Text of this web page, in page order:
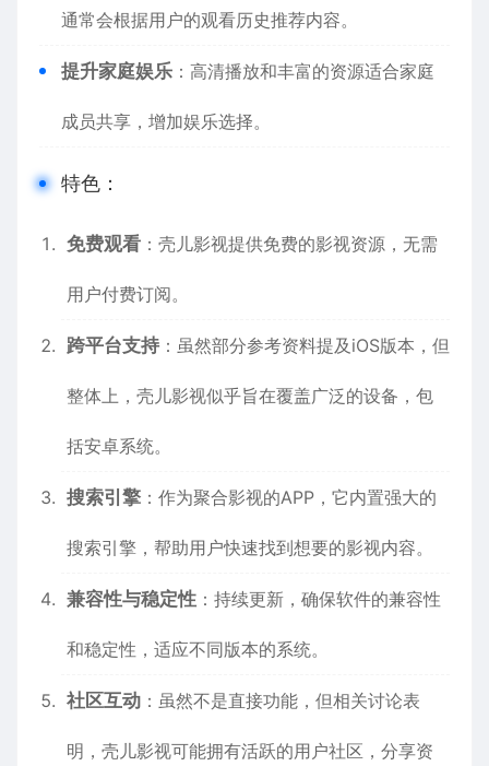
通常会根据用户的观看历史推荐内容。
提升家庭娱乐 ：高清播放和丰富的资源适合家庭
成员共享，增加娱乐选择。
特色：
免费观看 ：壳儿影视提供免费的影视资源，无需
用户付费订阅。
跨平台支持 ：虽然部分参考资料提及iOS版本，但
整体上，壳儿影视似乎旨在覆盖广泛的设备，包
括安卓系统。
搜索引擎 ：作为聚合影视的APP，它内置强大的
搜索引擎，帮助用户快速找到想要的影视内容。
兼容性与稳定性 ：持续更新，确保软件的兼容性
和稳定性，适应不同版本的系统。
社区互动 ：虽然不是直接功能，但相关讨论表
明，壳儿影视可能拥有活跃的用户社区，分享资